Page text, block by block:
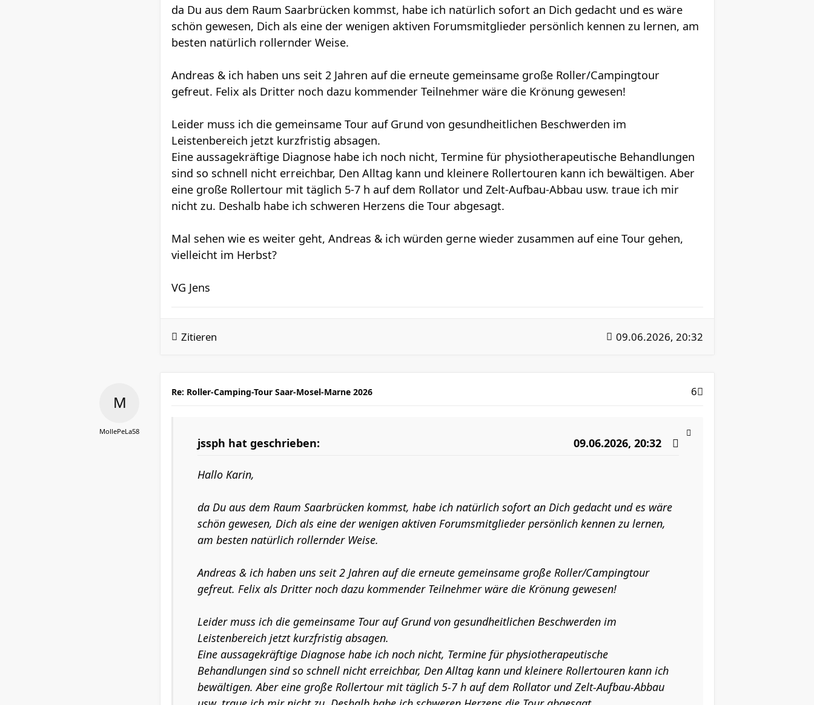
da Du aus dem Raum Saarbrücken kommst, habe ich natürlich sofort an Dich gedacht und es wäre
schön gewesen, Dich als eine der wenigen aktiven Forumsmitglieder persönlich kennen zu lernen, am
besten natürlich rollernder Weise.
Andreas & ich haben uns seit 2 Jahren auf die erneute gemeinsame große Roller/Campingtour
gefreut. Felix als Dritter noch dazu kommender Teilnehmer wäre die Krönung gewesen!
Leider muss ich die gemeinsame Tour auf Grund von gesundheitlichen Beschwerden im
Leistenbereich jetzt kurzfristig absagen.
Eine aussagekräftige Diagnose habe ich noch nicht, Termine für physiotherapeutische Behandlungen
sind so schnell nicht erreichbar, Den Alltag kann und kleinere Rollertouren kann ich bewältigen. Aber
eine große Rollertour mit täglich 5-7 h auf dem Rollator und Zelt-Aufbau-Abbau usw. traue ich mir
nicht zu. Deshalb habe ich schweren Herzens die Tour abgesagt.
Mal sehen wie es weiter geht, Andreas & ich würden gerne wieder zusammen auf eine Tour gehen,
vielleicht im Herbst?
VG Jens
Zitieren 09.06.2026, 20:32
MollePeLa58
Re: Roller-Camping-Tour Saar-Mosel-Marne 2026 6
jssph hat geschrieben: 09.06.2026, 20:32
Hallo Karin,
da Du aus dem Raum Saarbrücken kommst, habe ich natürlich sofort an Dich gedacht und es wäre
schön gewesen, Dich als eine der wenigen aktiven Forumsmitglieder persönlich kennen zu lernen,
am besten natürlich rollernder Weise.
Andreas & ich haben uns seit 2 Jahren auf die erneute gemeinsame große Roller/Campingtour
gefreut. Felix als Dritter noch dazu kommender Teilnehmer wäre die Krönung gewesen!
Leider muss ich die gemeinsame Tour auf Grund von gesundheitlichen Beschwerden im
Leistenbereich jetzt kurzfristig absagen.
Eine aussagekräftige Diagnose habe ich noch nicht, Termine für physiotherapeutische
Behandlungen sind so schnell nicht erreichbar, Den Alltag kann und kleinere Rollertouren kann ich
bewältigen. Aber eine große Rollertour mit täglich 5-7 h auf dem Rollator und Zelt-Aufbau-Abbau